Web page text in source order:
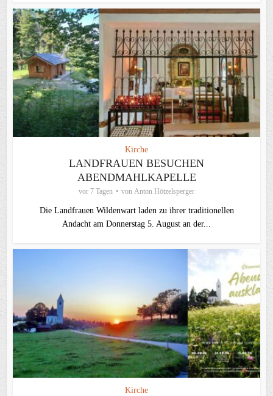
Kirche
LANDFRAUEN BESUCHEN
ABENDMAHLKAPELLE
vor 7 Tagen von Anton Hötzelsperger
Die Landfrauen Wildenwart laden zu ihrer traditionellen
Andacht am Donnerstag 5. August an der...
Kirche